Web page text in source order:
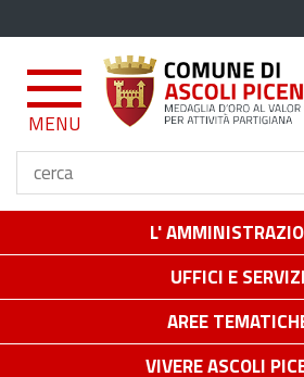
MENU
L'
UFFICI E SERVIZI
AREE
VIVERE ASCOLI